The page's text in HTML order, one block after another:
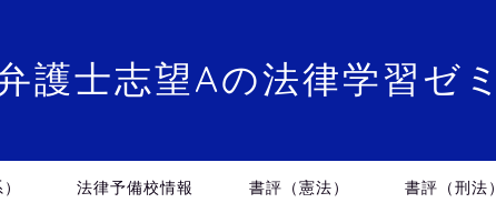
護士志望Aの法律学習ゼミ
法律予備校情報 書評（憲法） 書評（刑法）